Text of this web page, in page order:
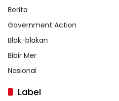
Berita
Government Action
Blak-blakan
Bibir Mer
Nasional
Label